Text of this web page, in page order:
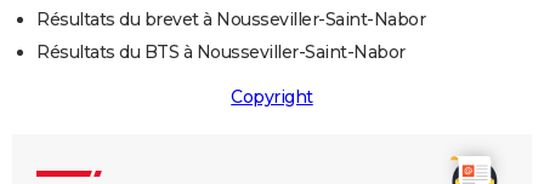
Résultats du brevet à Nousseviller-Saint-Nabor
Résultats du BTS à Nousseviller-Saint-Nabor
Copyright